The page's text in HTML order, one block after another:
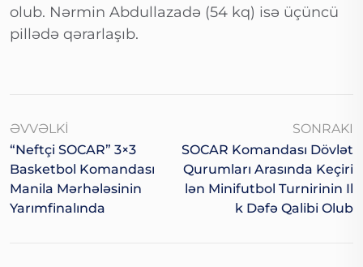
olub. Nərmin Abdullazadə (54 kq) isə üçüncü
pillədə qərarlaşıb.
ƏVVƏLKI
“Neftçi SOCAR” 3×3
Basketbol Komandası
Manila Mərhələsinin
Yarımfinalında
SONRAKI
SOCAR Komandası Dövlət
Qurumları Arasında Keçiri
Lən Minifutbol Turnirinin Il
K Dəfə Qalibi Olub